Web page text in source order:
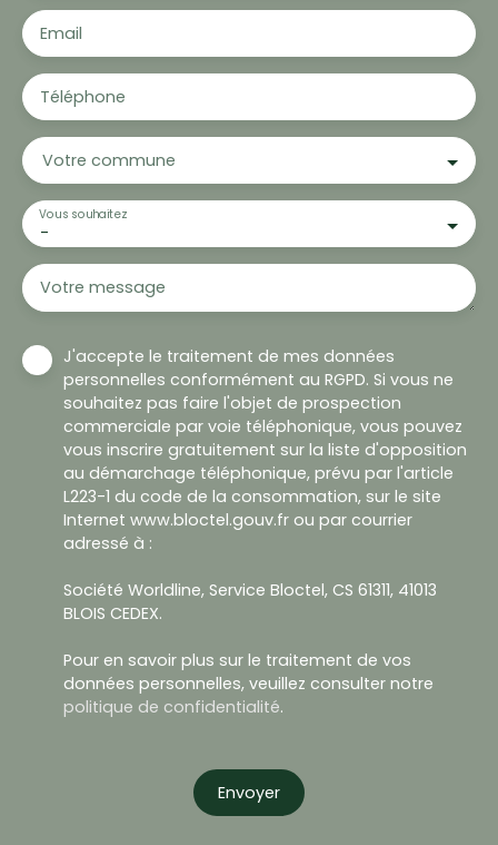
Email
Téléphone
Votre commune
-
Vous souhaitez
Votre message
J'accepte le traitement de mes données
personnelles conformément au RGPD. Si vous ne
souhaitez pas faire l'objet de prospection
commerciale par voie téléphonique, vous pouvez
vous inscrire gratuitement sur la liste d'opposition
au démarchage téléphonique, prévu par l'article
L223-1 du code de la consommation, sur le site
Internet www.bloctel.gouv.fr ou par courrier
adressé à :
Société Worldline, Service Bloctel, CS 61311, 41013
BLOIS CEDEX.
Pour en savoir plus sur le traitement de vos
données personnelles, veuillez consulter notre
politique de confidentialité.
Envoyer